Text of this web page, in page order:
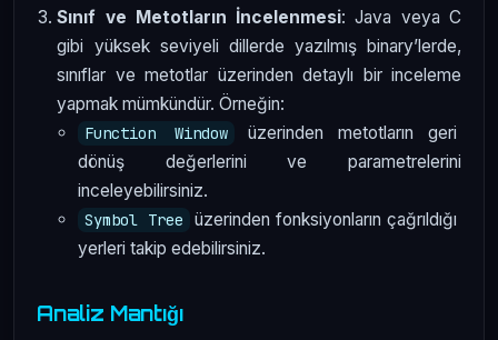
Sınıf ve Metotların İncelenmesi: Java veya C
gibi yüksek seviyeli dillerde yazılmış binary’lerde,
sınıflar ve metotlar üzerinden detaylı bir inceleme
yapmak mümkündür. Örneğin:
Function Window
üzerinden metotların geri
dönüş değerlerini ve parametrelerini
inceleyebilirsiniz.
Symbol Tree
üzerinden fonksiyonların çağrıldığı
yerleri takip edebilirsiniz.
Analiz Mantığı